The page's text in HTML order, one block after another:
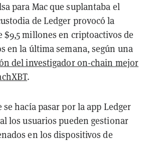
para Mac que suplantaba el
de Ledger provocó la
$9,5 millones en criptoactivos de
en la última semana, según una
del investigador on-chain mejor
.
hacía pasar por la app Ledger
los usuarios pueden gestionar
en los dispositivos de